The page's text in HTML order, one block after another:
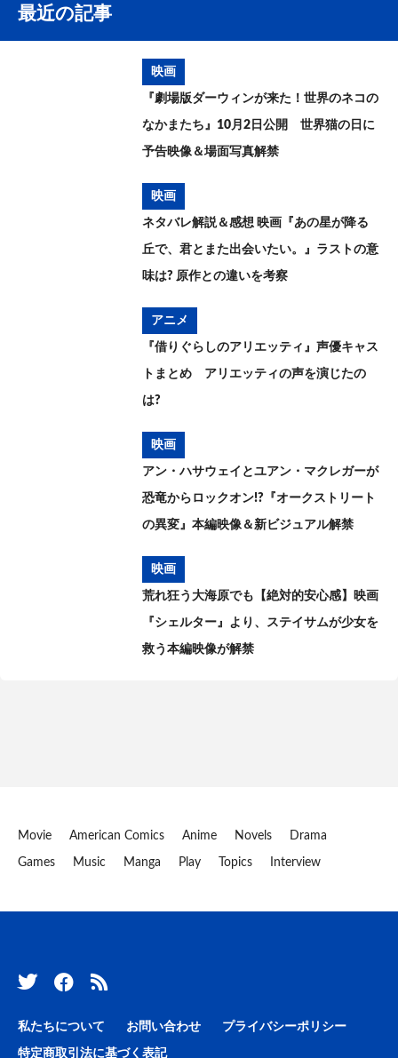
最近の記事
映画
『劇場版ダーウィンが来た！世界のネコの
なかまたち』10月2日公開 世界猫の日に
予告映像＆場面写真解禁
映画
ネタバレ解説＆感想 映画『あの星が降る
丘で、君とまた出会いたい。』ラストの意
味は? 原作との違いを考察
アニメ
『借りぐらしのアリエッティ』声優キャス
トまとめ アリエッティの声を演じたの
は?
映画
アン・ハサウェイとユアン・マクレガーが
恐竜からロックオン!?『オークストリート
の異変』本編映像＆新ビジュアル解禁
映画
荒れ狂う大海原でも【絶対的安心感】映画
『シェルター』より、ステイサムが少女を
救う本編映像が解禁
Movie American Comics Anime Novels Drama
Games Music Manga Play Topics Interview
私たちについて お問い合わせ プライバシーポリシー
特定商取引法に基づく表記